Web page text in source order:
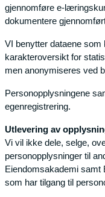
gjennomføre e-
dokumentere
VI benytter dataene
karakteroversikt for
men anonymiseres ved
Personopplysningene
egenregistrering.
Utlevering av
Vi vil ikke dele, selge,
personopplysninger til
Eiendomsakademi samt
som har tilgang til